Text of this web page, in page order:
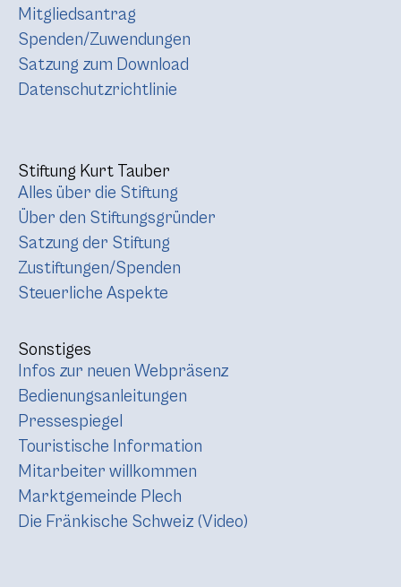
Mitgliedsantrag
Spenden/Zuwendungen
Satzung zum Download
Datenschutzrichtlinie
Stiftung Kurt Tauber
Alles über die Stiftung
Über den Stiftungsgründer
Satzung der Stiftung
Zustiftungen/Spenden
Steuerliche Aspekte
Sonstiges
Infos zur neuen Webpräsenz
Bedienungsanleitungen
Pressespiegel
Touristische Information
Mitarbeiter willkommen
Marktgemeinde Plech
Die Fränkische Schweiz (Video)